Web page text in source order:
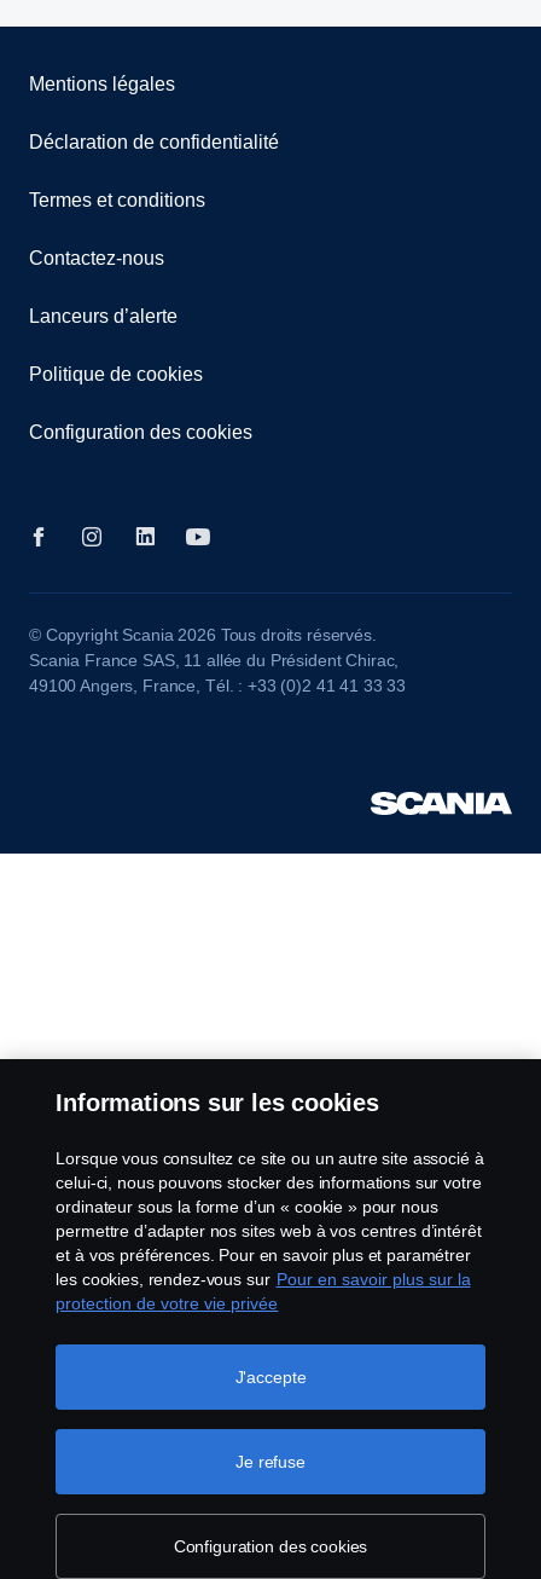
Mentions légales
Déclaration de confidentialité
Termes et conditions
Contactez-nous
Lanceurs d’alerte
Politique de cookies
Configuration des cookies
© Copyright Scania 2026 Tous droits réservés.
Scania France SAS, 11 allée du Président Chirac,
49100 Angers, France, Tél. : +33 (0)2 41 41 33 33
Informations sur les cookies
Lorsque vous consultez ce site ou un autre site associé à
celui-ci, nous pouvons stocker des informations sur votre
ordinateur sous la forme d’un « cookie » pour nous
permettre d’adapter nos sites web à vos centres d’intérêt
et à vos préférences. Pour en savoir plus et paramétrer
les cookies, rendez-vous sur Pour en savoir plus sur la
protection de votre vie privée
Configuration des cookies
Je refuse
J'accepte